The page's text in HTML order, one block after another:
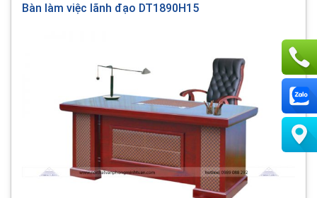
Bàn làm việc lãnh đạo DT1890H15